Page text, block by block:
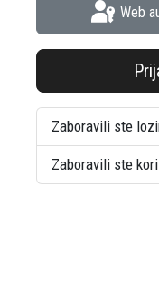
Web
Zaboravili ste
Zaboravili ste